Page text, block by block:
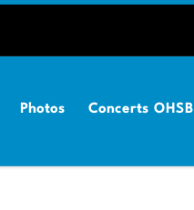
Photos Concerts OHSB